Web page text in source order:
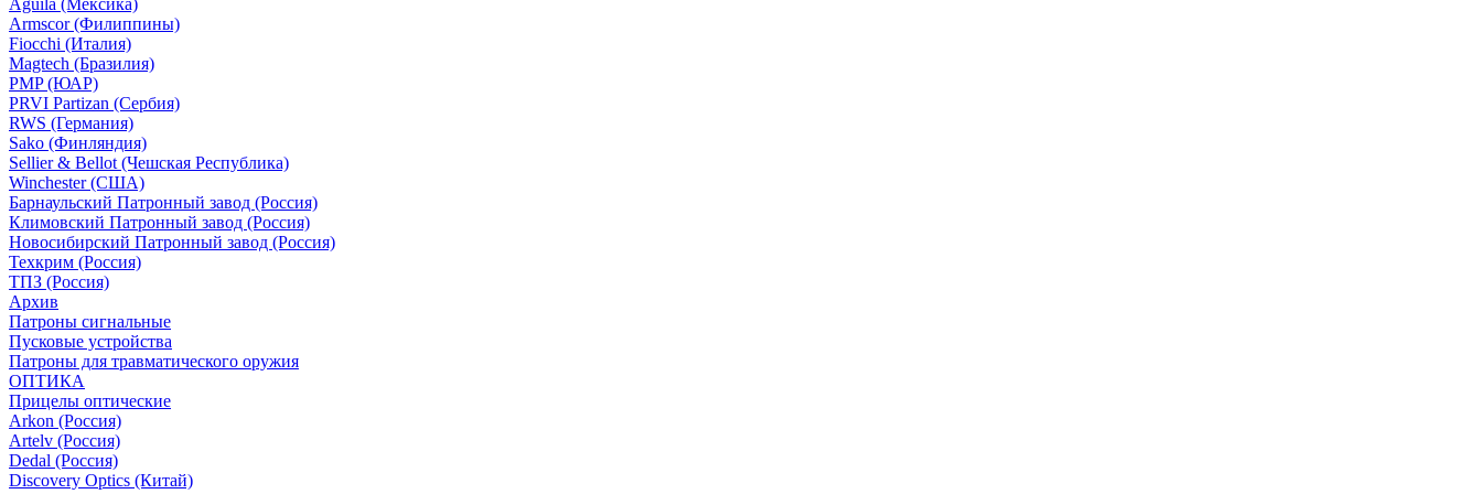
Aguila (Мексика)
Armscor (Филиппины)
Fiocchi (Италия)
Magtech (Бразилия)
PMP (ЮАР)
PRVI Partizan (Сербия)
RWS (Германия)
Sako (Финляндия)
Sellier & Bellot (Чешская Республика)
Winchester (США)
Барнаульский Патронный завод (Россия)
Климовский Патронный завод (Россия)
Новосибирский Патронный завод (Россия)
Техкрим (Россия)
ТПЗ (Россия)
Архив
Патроны сигнальные
Пусковые устройства
Патроны для травматического оружия
ОПТИКА
Прицелы оптические
Arkon (Россия)
Artelv (Россия)
Dedal (Россия)
Discovery Optics (Китай)